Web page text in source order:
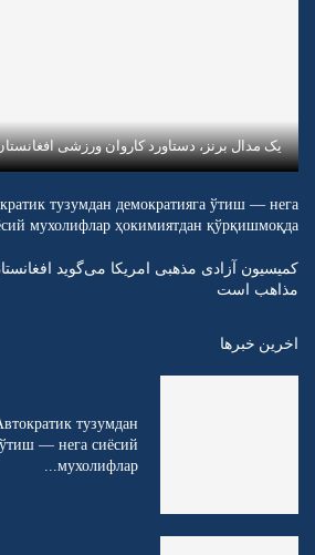
یک مدال برنز، دستاورد کاروان ورزشی افغانستان در
тузумдан демократияга ўтиш — нега
мухолифлар ҳокимиятдан қўрқишмоқда?
کمیسیون آزادی مذهبی امریکا می‌گوید
مذاهب است
اخرین خبرها
тузумдан
ўтиш — нега сиёсий
мухолифлар...